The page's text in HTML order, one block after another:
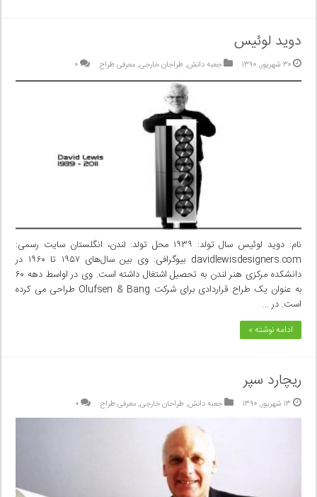
دوید لوئیس
۳۰ شهریور, ۱۳۹۰ جعبه دانش,طراحان خارجی,معرفی طراح ۰
نام: دوید لوئیس سال تولد: ۱۹۳۹ محل تولد: لندن، انگلستان سایت رسمی:
davidlewisdesigners.com بیوگرافی: وی بین سال‌های ۱۹۵۷ تا ۱۹۶۰ در
دانشکده مرکزی هنر لندن به تحصیل اشتغال داشته است. وی در اواسط دهه ۶۰
به عنوان یک طراح قراردادی برای شرکت Olufsen & Bang طراحی می کرده
است. در …
ادامه نوشته »
ریچارد سپر
۱۳ شهریور, ۱۳۹۰ جعبه دانش,طراحان خارجی,معرفی طراح ۰